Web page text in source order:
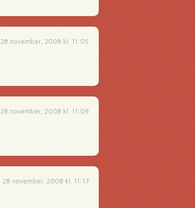
28 november, 2008 kl. 11:05
28 november, 2008 kl. 11:09
28 november, 2008 kl. 11:17